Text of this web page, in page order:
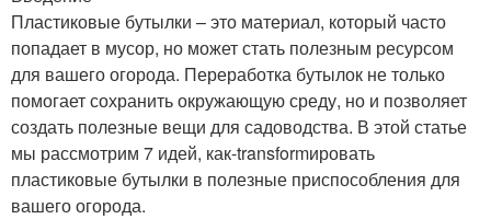
Пластиковые бутылки – это материал, который часто
попадает в мусор, но может стать полезным ресурсом
для вашего огорода. Переработка бутылок не только
помогает сохранить окружающую среду, но и позволяет
создать полезные вещи для садоводства. В этой статье
мы рассмотрим 7 идей, как-transformировать
пластиковые бутылки в полезные приспособления для
вашего огорода.